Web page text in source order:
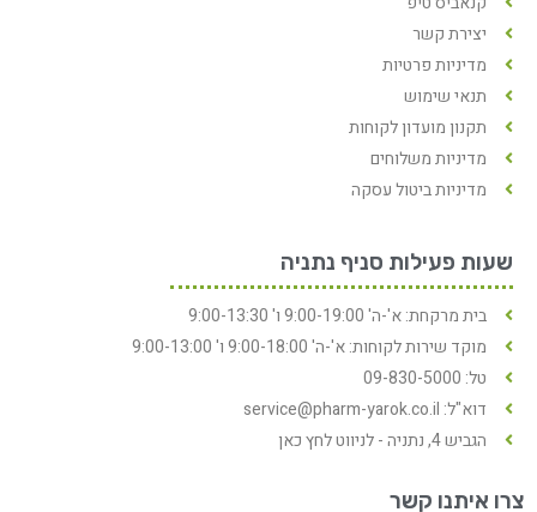
יצירת קשר
מדיניות פרטיות
תנאי שימוש
תקנון מועדון לקוחות
מדיניות משלוחים
מדיניות ביטול עסקה
שעות פעילות סניף נתניה
בית מרקחת: א'-ה' 9:00-19:00 ו' 9:00-13:30
מוקד שירות לקוחות: א'-ה' 9:00-18:00 ו' 9:00-13:00
טל: 09-830-5000
דוא"ל: service@pharm-yarok.co.il
הגביש 4, נתניה - לניווט לחץ כאן
צרו איתנו קשר